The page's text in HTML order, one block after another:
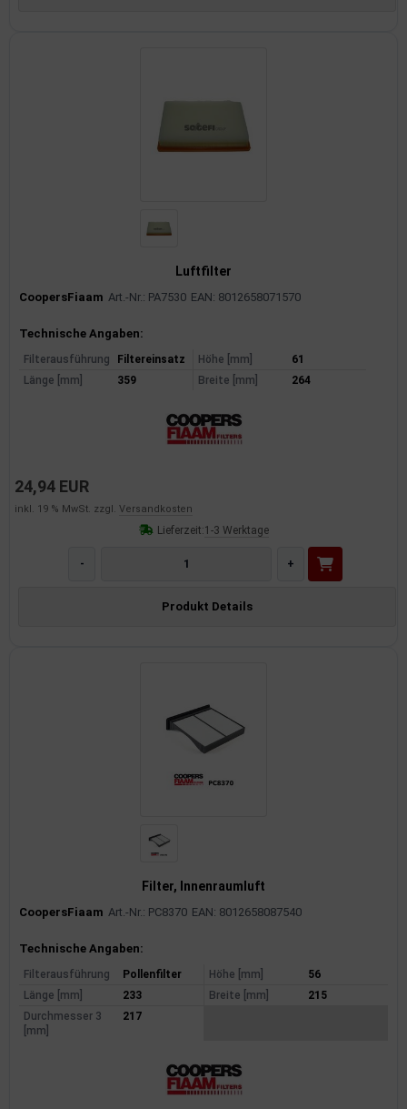
Luftfilter
CoopersFiaam Art.-Nr.: PA7530 EAN: 8012658071570
Produktinformationen
Technische Angaben:
Filterausführung Filtereinsatz Höhe [mm]
61
Länge [mm]
359 Breite [mm] 264
24,94 EUR
inkl. 19 % MwSt. zzgl. Versandkosten
Lieferzeit:1-3 Werktage
- +
Produkt Details
Filter, Innenraumluft
CoopersFiaam Art.-Nr.: PC8370 EAN: 8012658087540
Produktinformationen
Technische Angaben:
Filterausführung Pollenfilter Höhe [mm]
56
Länge [mm]
233 Breite [mm]
215
Durchmesser 3
[mm]
217